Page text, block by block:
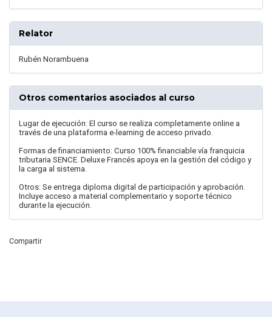
Relator
Rubén Norambuena
Otros comentarios asociados al curso
Lugar de ejecución: El curso se realiza completamente online a
través de una plataforma e-learning de acceso privado.
Formas de financiamiento: Curso 100% financiable vía franquicia
tributaria SENCE. Deluxe Francés apoya en la gestión del código y
la carga al sistema.
Otros: Se entrega diploma digital de participación y aprobación.
Incluye acceso a material complementario y soporte técnico
durante la ejecución.
Compartir